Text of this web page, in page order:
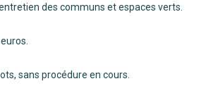
des communs et espaces verts.
sans procédure en cours.